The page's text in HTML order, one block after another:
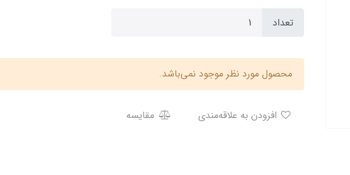
تعداد
محصول مورد نظر موجود نمی‌باشد.
مقایسه